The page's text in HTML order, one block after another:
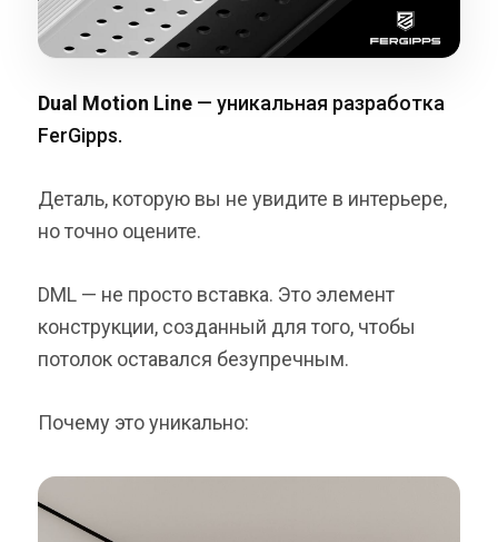
Dual Motion Line — уникальная разработка
FerGipps.
Деталь, которую вы не увидите в интерьере,
но точно оцените.
DML — не просто вставка. Это элемент
конструкции, созданный для того, чтобы
потолок оставался безупречным.
Почему это уникально: